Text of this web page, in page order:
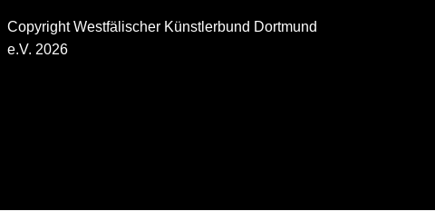
Copyright Westfälischer Künstlerbund Dortmund
e.V. 2026